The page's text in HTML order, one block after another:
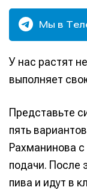
Мы в
У нас растят
выполняет
Представьте
пять
Рахманинова с
подачи. После
пива и идут в